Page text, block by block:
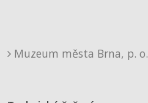
Muzeum města Brna, p. o.